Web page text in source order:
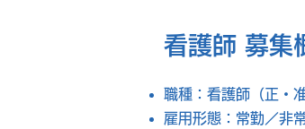
看護師 募集
職種：看護師（正・准
雇用形態：常勤／非